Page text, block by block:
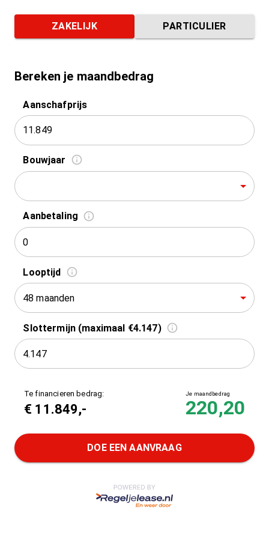
ZAKELIJK PARTICULIER
Bereken je maandbedrag
Aanschafprijs
Bouwjaar
Aanbetaling
Looptijd
48 maanden
Slottermijn (maximaal €4.147)
Te financieren bedrag:
€ 11.849,-
Je maandbedrag
220,20
DOE EEN AANVRAAG